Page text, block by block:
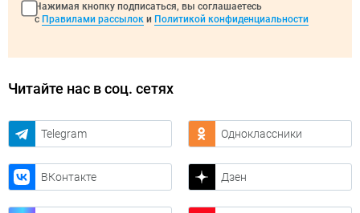
Нажимая кнопку подписаться, вы соглашаетесь
с Правилами рассылок и Политикой конфиденциальности
Читайте нас в соц. сетях
Telegram Одноклассники
ВКонтакте Дзен